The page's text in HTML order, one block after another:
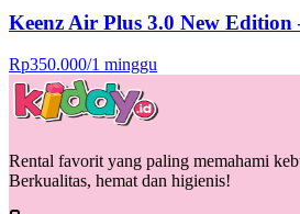
Keenz Air Plus 3.0 New Edition
Rp350.000/1 minggu
Rental favorit yang paling memahami
Berkualitas, hemat dan higienis!